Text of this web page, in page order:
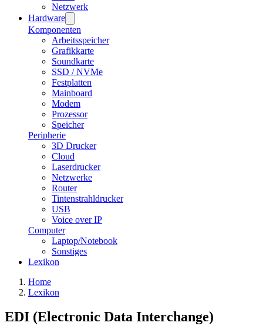
Netzwerk
Hardware
Komponenten
Arbeitsspeicher
Grafikkarte
Soundkarte
SSD / NVMe
Festplatten
Mainboard
Modem
Prozessor
Speicher
Peripherie
3D Drucker
Cloud
Laserdrucker
Netzwerke
Router
Tintenstrahldrucker
USB
Voice over IP
Computer
Laptop/Notebook
Sonstiges
Lexikon
Home
Lexikon
EDI (Electronic Data Interchange)